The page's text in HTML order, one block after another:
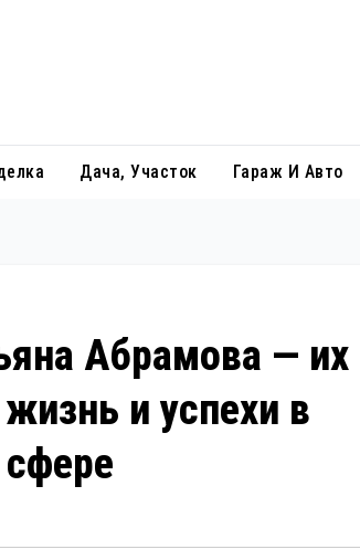
Дача, Участок Гараж И Авто
Абрамова — их
и успехи в